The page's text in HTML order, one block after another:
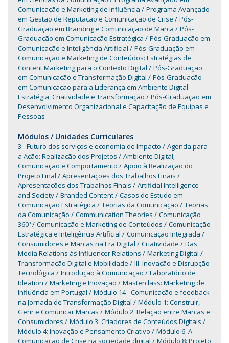
Comunicação e Marketing de Influência
Programa Avançado
em Gestão de Reputação e Comunicação de Crise
Pós-
Graduação em Branding e Comunicação de Marca
Pós-
Graduação em Comunicação Estratégica
Pós-Graduação em
Comunicação e Inteligência Artificial
Pós-Graduação em
Comunicação e Marketing de Conteúdos: Estratégias de
Content Marketing para o Contexto Digital
Pós-Graduação
em Comunicação e Transformação Digital
Pós-Graduação
em Comunicação para a Liderança em Ambiente Digital:
Estratégia, Criatividade e Transformação
Pós-Graduação em
Desenvolvimento Organizacional e Capacitação de Equipas e
Pessoas
Módulos / Unidades Curriculares
3 - Futuro dos serviços e economia de Impacto
Agenda para
a Ação: Realização dos Projetos
Ambiente Digital;
Comunicação e Comportamento
Apoio à Realização do
Projeto Final
Apresentações dos Trabalhos Finais
Apresentações dos Trabalhos Finais
Artificial Intelligence
and Society
Branded Content
Casos de Estudo em
Comunicação Estratégica
Teorias da Comunicação
Teorias
da Comunicação
Communication Theories
Comunicação
360º
Comunicação e Marketing de Conteúdos
Comunicação
Estratégica e Inteligência Artificial
Comunicação Integrada
Consumidores e Marcas na Era Digital
Criatividade
Das
Media Relations às Influencer Relations
Marketing Digital
Transformação Digital e Mobilidade
III. Inovação e Disrupção
Tecnológica
Introdução à Comunicação
Laboratório de
Ideation
Marketing e Inovação
Masterclass: Marketing de
Influência em Portugal
Módulo 14 - Comunicação e feedback
na Jornada de Transformação Digital
Módulo 1: Construir,
Gerir e Comunicar Marcas
Módulo 2: Relação entre Marcas e
Consumidores
Módulo 3: Criadores de Conteúdos Digitais
Módulo 4: Inovação e Pensamento Criativo
Módulo 6. A
Comunicação de Crise na sociedade digital
Módulo 8: Projeto